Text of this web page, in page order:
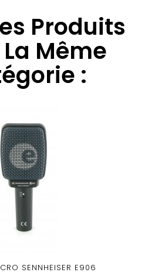
Produits
Même
:
SENNHEISER E906